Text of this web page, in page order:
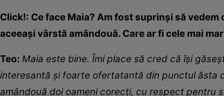
Click!: Ce face Maia? Am fost suprinși să
aceeași vârstă amândouă. Care ar fi cele mai
Teo: Maia este bine. Îmi place să cred că își găseș
interesantă și foarte ofertatantă din punctulăsta
amândouă doi oameni corecți, cu respect pentru